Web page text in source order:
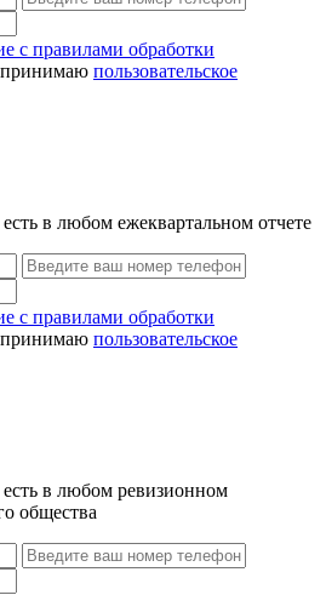
с правилами обработки
пользовательское
в любом ежеквартальном отчете
с правилами обработки
пользовательское
в любом ревизионном
общества